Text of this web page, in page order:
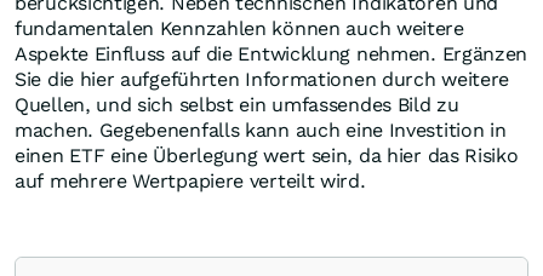
fundamentalen Kennzahlen können auch weitere
Aspekte Einfluss auf die Entwicklung nehmen. Ergänzen
Sie die hier aufgeführten Informationen durch weitere
Quellen, und sich selbst ein umfassendes Bild zu
machen. Gegebenenfalls kann auch eine Investition in
einen ETF eine Überlegung wert sein, da hier das Risiko
auf mehrere Wertpapiere verteilt wird.